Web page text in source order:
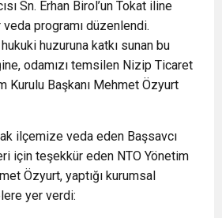
Sn. Erhan Birol’un Tokat iline
programı düzenlendi.
huzuruna katkı sunan bu
odamızı temsilen Nizip Ticaret
Kurulu Başkanı Mehmet Özyurt
ilçemize veda eden Başsavcı
için teşekkür eden NTO Yönetim
Özyurt, yaptığı kurumsal
yer verdi: